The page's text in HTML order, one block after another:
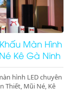
Màn Hình
Kê Gà Ninh
hình LED chuyên
Thiết, Mũi Né, Kê